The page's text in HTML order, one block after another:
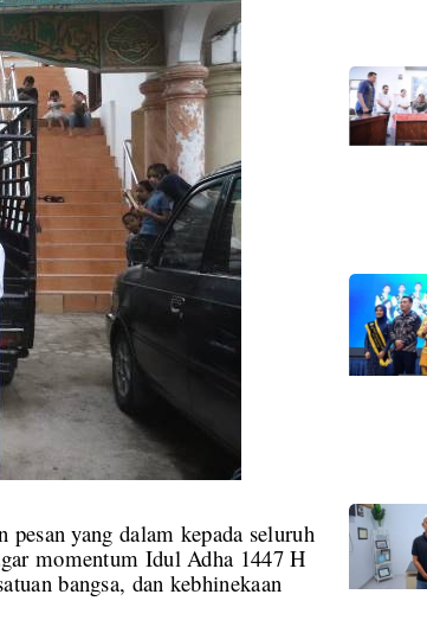
yang dalam kepada seluruh
momentum Idul Adha 1447 H
bangsa, dan kebhinekaan